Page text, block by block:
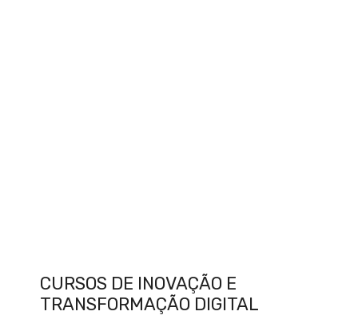
CURSOS DE INOVAÇÃO E
TRANSFORMAÇÃO DIGITAL